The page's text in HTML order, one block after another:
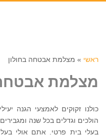
ראשי » מצלמת אבטחה בחולון
מצלמת אבטחה
כולנו זקוקים לאמצעי הגנה
הולכים וגדלים בכל שנה
בעלי בית פרטי. אתם אולי